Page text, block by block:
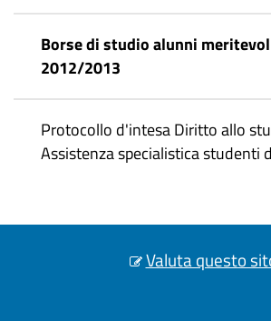
Borse di studio alunni
2012/2013
Protocollo d'intesa Diritto allo
Assistenza specialistica studenti
Valuta questo